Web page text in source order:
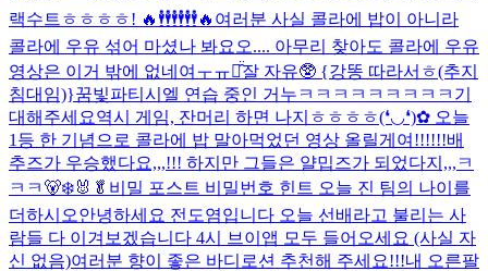
랙수트ㅎㅎㅎㅎ! 🔥🕴🕴🕴🕴🕴🕴🔥 여러분 사실 콜라에 밥이 아니라
콜라에 우유 섞어 마셨나 봐요오.... 아무리 찾아도 콜라에 우유
영상은 이거 밖에 없네여ㅜㅠㅠ̑̈잘 자유🥸 {강똥 따라서ㅎ(추지
침대임)}꿈빛파티시엘 연습 중인 거누ㅋㅋㅋㅋㅋㅋㅋㅋㅋ기
대해주세요역시 게임, 잔머리 하면 나지ㅎㅎㅎㅎ(❛◡❛)✿ 오늘
1등 한 기념으로 콜라에 밥 말아먹었던 영상 올릴게여!!!!!!배
추즈가 우승했다요,,,!!! 하지만 그들은 얄밉즈가 되었다지,,,ㅋ
ㅋㅋ🐻‍❄️🐰🥬 비밀 포스트 비밀번호 힌트 오늘 진 팀의 나이를
더하시오안녕하세요 전도염입니다 오늘 선배라고 불리는 사
람들 다 이겨보겠습니다 4시 브이앱 모두 들어오세요 (사실 자
신 없음)여러분 향이 좋은 바디로션 추천해 주세요!!!내 오른팔